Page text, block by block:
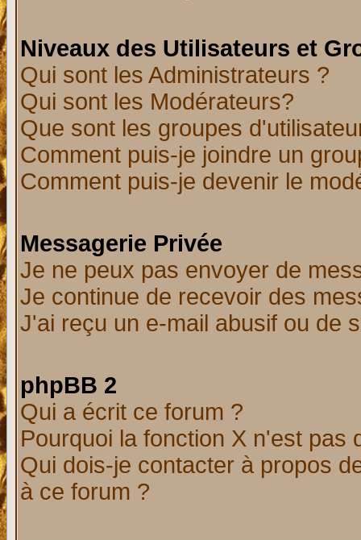
Niveaux des Utilisateurs et
Qui sont les Administrateurs ?
Qui sont les Modérateurs?
Que sont les groupes
Comment puis-je joindre un
Comment puis-je devenir le
Messagerie Privée
Je ne peux pas envoyer de
Je continue de recevoir des
J'ai reçu un e-mail abusif ou de
phpBB 2
Qui a écrit ce forum ?
Pourquoi la fonction X n'est pas
Qui dois-je contacter à propos
à ce forum ?